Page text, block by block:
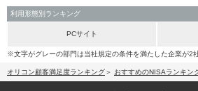
利用形態別ランキング
PCサイト
※文字がグレーの部門は当社規定の条件を満たした企業が2
オリコン顧客満足度ランキング おすすめのNISAランキン